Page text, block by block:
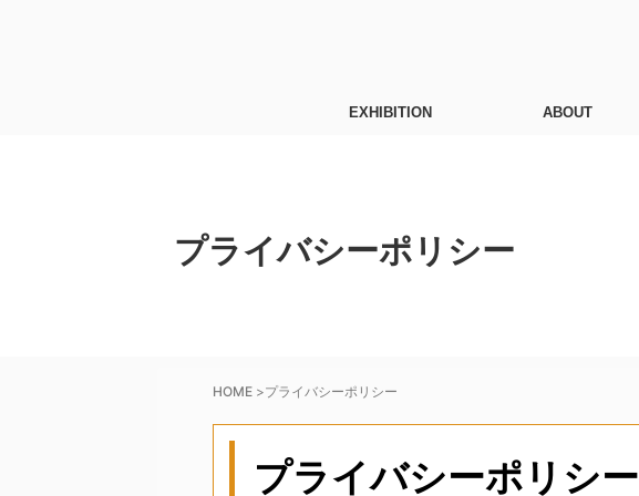
EXHIBITION ABOUT
プライバシーポリシー
HOME >プライバシーポリシー
プライバシーポリシー